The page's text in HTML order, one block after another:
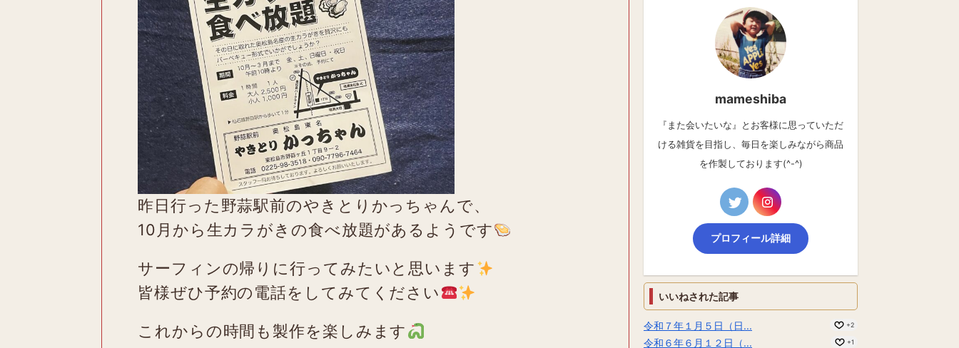
昨日行った野蒜駅前のやきとりかっちゃんで、
10月から生カラがきの食べ放題があるようです
サーフィンの帰りに行ってみたいと思います
皆様ぜひ予約の電話をしてみてください
これからの時間も製作を楽しみます
mameshiba
『また会いたいな』とお客様に思っていただ
ける雑貨を目指し、毎日を楽しみながら商品
を作製しております(^-^)
プロフィール詳細
いいねされた記事
令和７年１月５日（日... +2
令和６年６月１２日（... +1